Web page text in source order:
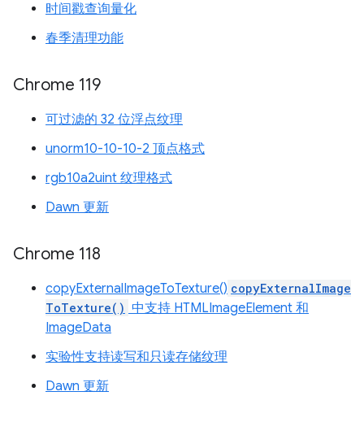
时间戳查询量化
春季清理功能
Chrome 119
可过滤的 32 位浮点纹理
unorm10-10-10-2 顶点格式
rgb10a2uint 纹理格式
Dawn 更新
Chrome 118
copyExternalImageToTexture() copyExternalImage
ToTexture() 中支持 HTMLImageElement 和
ImageData
实验性支持读写和只读存储纹理
Dawn 更新